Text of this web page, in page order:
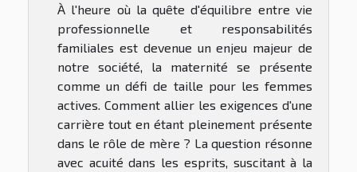
À l'heure où la quête d'équilibre entre vie
professionnelle et responsabilités
familiales est devenue un enjeu majeur de
notre société, la maternité se présente
comme un défi de taille pour les femmes
actives. Comment allier les exigences d'une
carrière tout en étant pleinement présente
dans le rôle de mère ? La question résonne
avec acuité dans les esprits, suscitant à la